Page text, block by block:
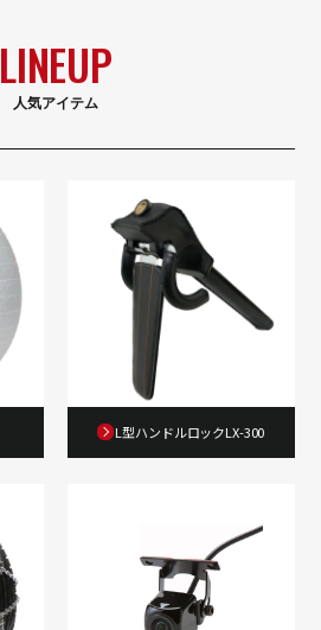
LINEUP
人気アイテム
L型ハンドルロックLX-300